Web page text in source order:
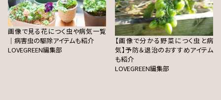
画像で見る花につく虫や病気一覧
｜病害虫の駆除アイテムも紹介
LOVEGREEN編集部
【画像で分かる野菜につく虫と病
気】予防＆退治のおすすめアイテム
も紹介
LOVEGREEN編集部